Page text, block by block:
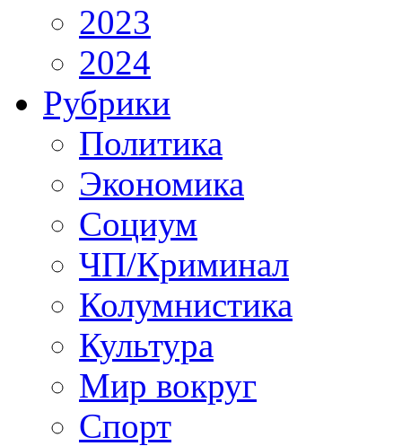
2023
2024
Рубрики
Политика
Экономика
Социум
ЧП/Криминал
Колумнистика
Культура
Мир вокруг
Спорт